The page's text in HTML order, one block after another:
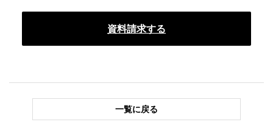
資料請求する
一覧に戻る